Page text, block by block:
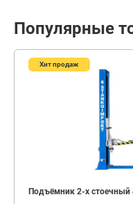
Популярные
Хит продаж
Подъёмник 2-х